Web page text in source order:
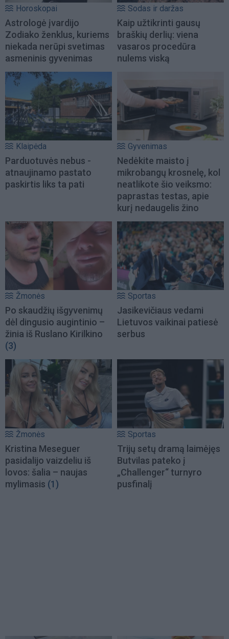
Horoskopai
Astrologė įvardijo
Zodiako ženklus, kuriems
niekada nerūpi svetimas
asmeninis gyvenimas
Sodas ir daržas
Kaip užtikrinti gausų
braškių derlių: viena
vasaros procedūra
nulems viską
Klaipėda
Parduotuvės nebus -
atnaujinamo pastato
paskirtis liks ta pati
Gyvenimas
Nedėkite maisto į
mikrobangų krosnelę, kol
neatlikote šio veiksmo:
paprastas testas, apie
kurį nedaugelis žino
Žmonės
Po skaudžių išgyvenimų
dėl dingusio augintinio –
žinia iš Ruslano Kirilkino
(3)
Sportas
Jasikevičiaus vedami
Lietuvos vaikinai patiesė
serbus
Žmonės
Kristina Meseguer
pasidalijo vaizdeliu iš
lovos: šalia – naujas
mylimasis (1)
Sportas
Trijų setų dramą laimėjęs
Butvilas pateko į
„Challenger“ turnyro
pusfinalį